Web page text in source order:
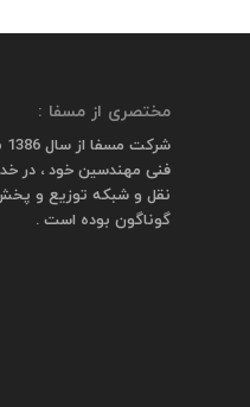
مختصری از مسفا :
فنی مهندسین خود ، در
نقل و شبکه توزیع و
گوناگون بوده است .